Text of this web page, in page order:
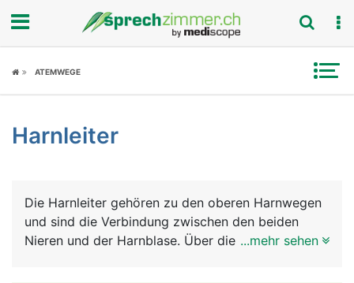
Fokus
Symptome
News
ATEMWEGE
Harnleiter
Die Harnleiter gehören zu den oberen Harnwegen
und sind die Verbindung zwischen den beiden
Nieren und der Harnblase. Über die Harnleiter
...mehr sehen